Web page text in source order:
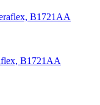
B1721AA